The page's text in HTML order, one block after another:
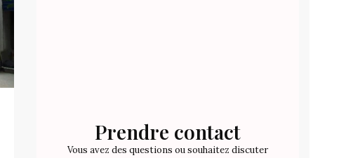
Prendre contact
Vous avez des questions ou souhaitez discuter